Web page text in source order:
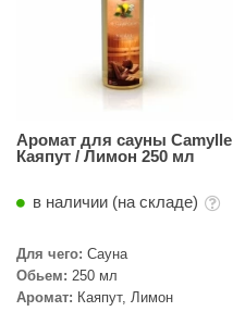
Sauna
icon
Аромат для сауны Camylle
Каяпут / Лимон 250 мл
в наличии (на складе)
Для чего: Сауна
Обьем: 250 мл
Аромат: Каяпут, Лимон